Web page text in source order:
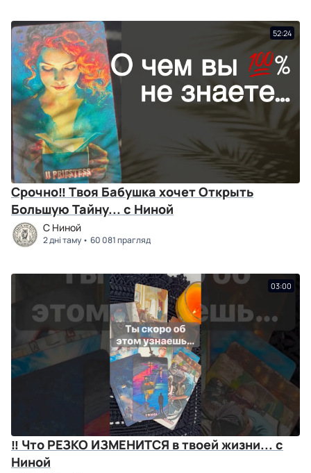
52:24
Срочно‼ Твоя Бабушка хочет Открыть
Большую Тайну... с Ниной
C Ниной
2 дні таму 60 081 прагляд
03:00
‼ Что РЕЗКО ИЗМЕНИТСЯ в твоей жизни... с
Ниной